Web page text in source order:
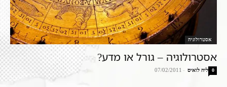
אסטרולוגיה
אסטרולוגיה – גורל או מדע?
ליה לואיס -
07/02/2011 0